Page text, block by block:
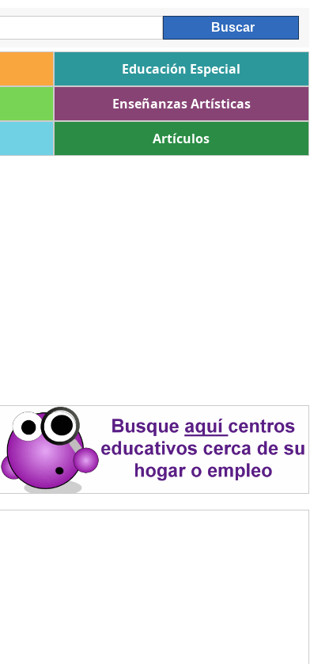
Educación Especial
Enseñanzas Artísticas
Artículos